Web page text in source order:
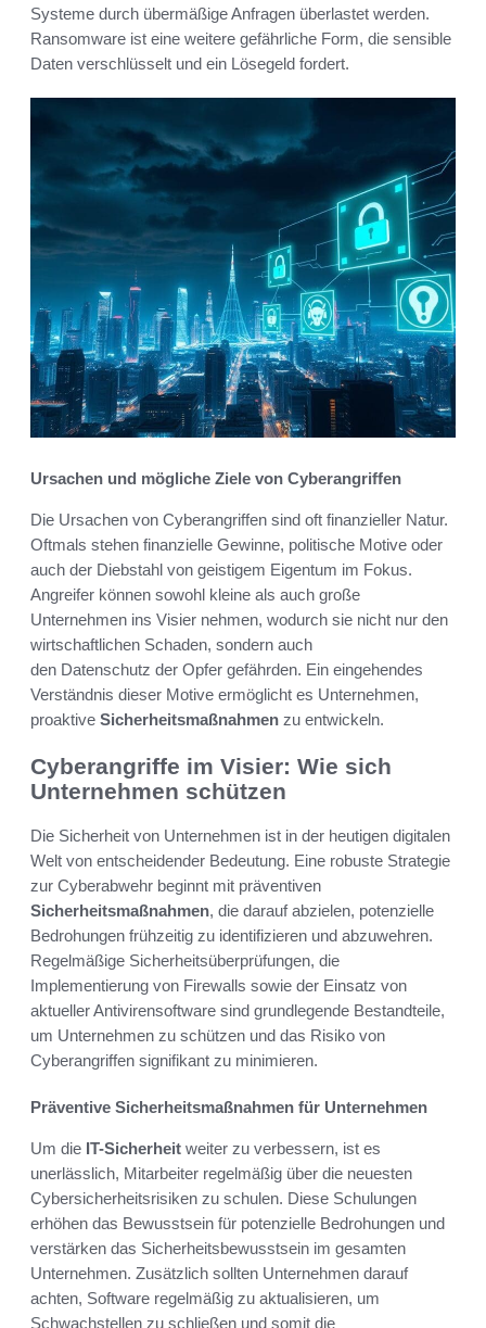
Systeme durch übermäßige Anfragen überlastet werden.
Ransomware ist eine weitere gefährliche Form, die sensible
Daten verschlüsselt und ein Lösegeld fordert.
Ursachen und mögliche Ziele von Cyberangriffen
Die Ursachen von Cyberangriffen sind oft finanzieller Natur.
Oftmals stehen finanzielle Gewinne, politische Motive oder
auch der Diebstahl von geistigem Eigentum im Fokus.
Angreifer können sowohl kleine als auch große
Unternehmen ins Visier nehmen, wodurch sie nicht nur den
wirtschaftlichen Schaden, sondern auch
den Datenschutz der Opfer gefährden. Ein eingehendes
Verständnis dieser Motive ermöglicht es Unternehmen,
proaktive Sicherheitsmaßnahmen zu entwickeln.
Cyberangriffe im Visier: Wie sich
Unternehmen schützen
Die Sicherheit von Unternehmen ist in der heutigen digitalen
Welt von entscheidender Bedeutung. Eine robuste Strategie
zur Cyberabwehr beginnt mit präventiven
Sicherheitsmaßnahmen, die darauf abzielen, potenzielle
Bedrohungen frühzeitig zu identifizieren und abzuwehren.
Regelmäßige Sicherheitsüberprüfungen, die
Implementierung von Firewalls sowie der Einsatz von
aktueller Antivirensoftware sind grundlegende Bestandteile,
um Unternehmen zu schützen und das Risiko von
Cyberangriffen signifikant zu minimieren.
Präventive Sicherheitsmaßnahmen für Unternehmen
Um die IT-Sicherheit weiter zu verbessern, ist es
unerlässlich, Mitarbeiter regelmäßig über die neuesten
Cybersicherheitsrisiken zu schulen. Diese Schulungen
erhöhen das Bewusstsein für potenzielle Bedrohungen und
verstärken das Sicherheitsbewusstsein im gesamten
Unternehmen. Zusätzlich sollten Unternehmen darauf
achten, Software regelmäßig zu aktualisieren, um
Schwachstellen zu schließen und somit die